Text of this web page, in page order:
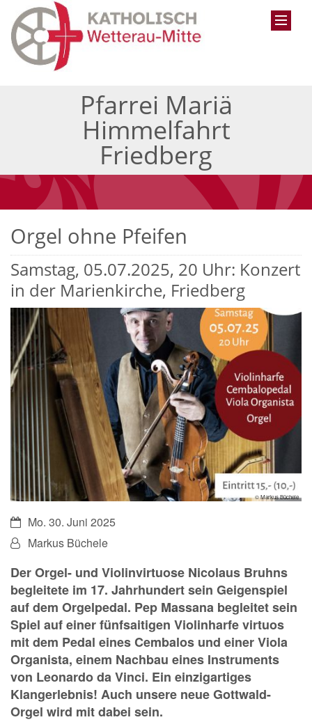
Pfarrei Mariä
Himmelfahrt
Friedberg
Orgel ohne Pfeifen
Samstag, 05.07.2025, 20 Uhr: Konzert
in der Marienkirche, Friedberg
© Markus Büchele
Datum:Mo. 30. Juni 2025
Von:Markus Büchele
Der Orgel- und Violinvirtuose Nicolaus Bruhns
begleitete im 17. Jahrhundert sein Geigenspiel
auf dem Orgelpedal. Pep Massana begleitet sein
Spiel auf einer fünfsaitigen Violinharfe virtuos
mit dem Pedal eines Cembalos und einer Viola
Organista, einem Nachbau eines Instruments
von Leonardo da Vinci. Ein einzigartiges
Klangerlebnis! Auch unsere neue Gottwald-
Orgel wird mit dabei sein.